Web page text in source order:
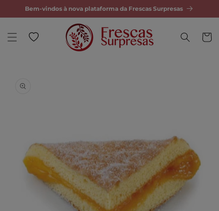
para o conteúdo
Bem-vindos à nova plataforma da Frescas Surpresas
Wishlist